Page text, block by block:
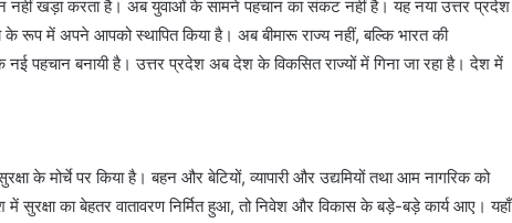
नहीं खड़ा करता है। अब युवाओं के सामने पहचान का संकट नहीं है। यह नया उत्तर प्रदेश
में अपने आपको स्थापित किया है। अब बीमारू राज्य नहीं, बल्कि भारत की
पहचान बनायी है। उत्तर प्रदेश अब देश के विकसित राज्यों में गिना जा रहा है। देश में
के मोर्चे पर किया है। बहन और बेटियों, व्यापारी और उद्यमियों तथा आम नागरिक को
सुरक्षा का बेहतर वातावरण निर्मित हुआ, तो निवेश और विकास के बड़े-बड़े कार्य आए। यहाँ